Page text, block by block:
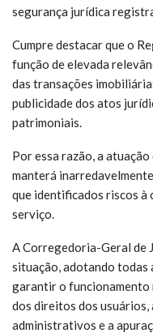
segurança jurídica
Cumpre destacar que o
função de elevada
das transações
publicidade dos atos
patrimoniais.
Por essa razão, a
manterá
que identificados riscos à
serviço.
A Corregedoria-Geral de
situação, adotando todas
garantir o funcionamento
dos direitos dos
administrativos e a